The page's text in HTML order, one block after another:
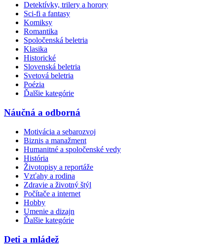
Detektívky, trilery a horory
Sci-fi a fantasy
Komiksy
Romantika
Spoločenská beletria
Klasika
Historické
Slovenská beletria
Svetová beletria
Poézia
Ďalšie kategórie
Náučná a odborná
Motivácia a sebarozvoj
Biznis a manažment
Humanitné a spoločenské vedy
História
Životopisy a reportáže
Vzťahy a rodina
Zdravie a životný štýl
Počítače a internet
Hobby
Umenie a dizajn
Ďalšie kategórie
Deti a mládež